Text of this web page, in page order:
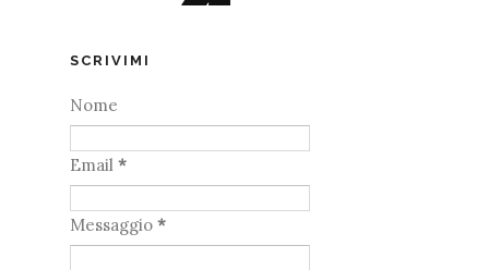
SCRIVIMI
Nome
Email *
Messaggio *